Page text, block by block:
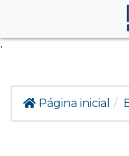
.
Página inicial